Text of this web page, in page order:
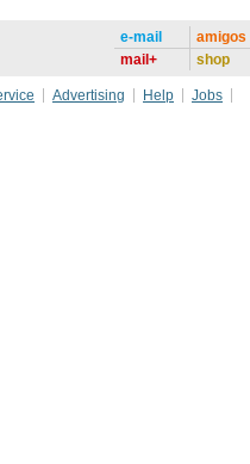
e-mail
mail+
amigos
shop
Advertising Help
Jobs